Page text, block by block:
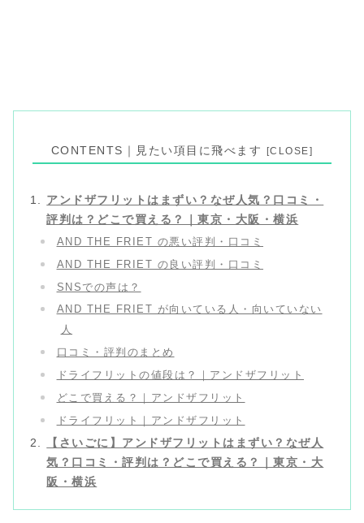
CONTENTS｜見たい項目に飛べます
アンドザフリットはまずい？なぜ人気？口コミ・
評判は？どこで買える？｜東京・大阪・横浜
AND THE FRIET の悪い評判・口コミ
AND THE FRIET の良い評判・口コミ
SNSでの声は？
AND THE FRIET が向いている人・向いていない
人
口コミ・評判のまとめ
ドライフリットの値段は？｜アンドザフリット
どこで買える？｜アンドザフリット
ドライフリット｜アンドザフリット
【さいごに】アンドザフリットはまずい？なぜ人
気？口コミ・評判は？どこで買える？｜東京・大
阪・横浜